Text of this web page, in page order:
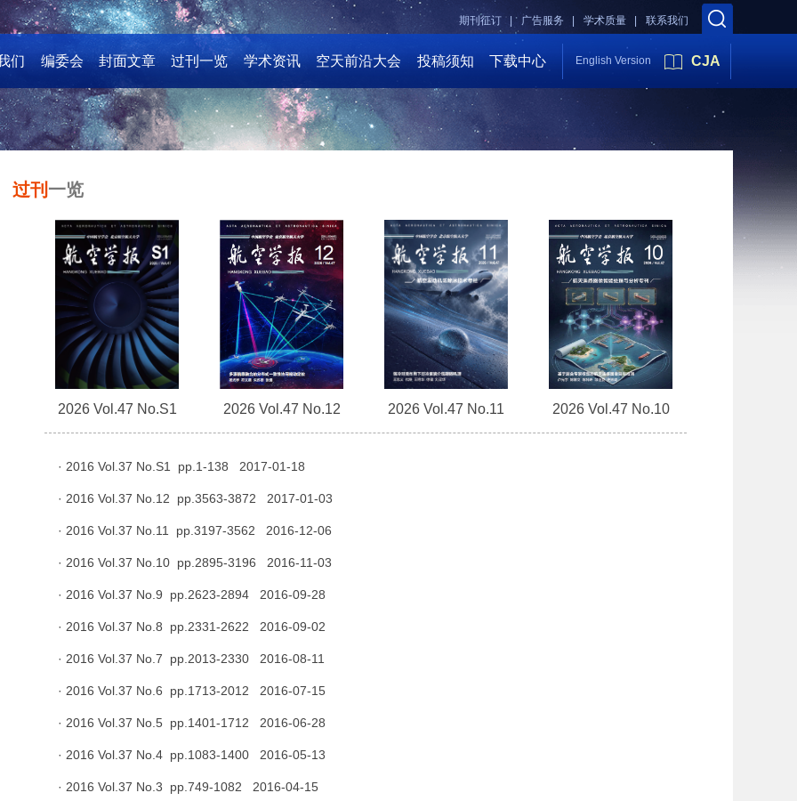
联系我们
学术质量 |
广告服务 |
期刊征订 |
们 编委会 封面文章 过刊一览 学术资讯 空天前沿大会 投稿须知 下载中心 English Version CJA
过刊 一览
2026 Vol.47 No.S1 2026 Vol.47 No.12 2026 Vol.47 No.11 2026 Vol.47 No.10
· 2016 Vol.37 No.S1 pp.1-138 2017-01-18
· 2016 Vol.37 No.12 pp.3563-3872 2017-01-03
· 2016 Vol.37 No.11 pp.3197-3562 2016-12-06
· 2016 Vol.37 No.10 pp.2895-3196 2016-11-03
· 2016 Vol.37 No.9 pp.2623-2894 2016-09-28
· 2016 Vol.37 No.8 pp.2331-2622 2016-09-02
· 2016 Vol.37 No.7 pp.2013-2330 2016-08-11
· 2016 Vol.37 No.6 pp.1713-2012 2016-07-15
· 2016 Vol.37 No.5 pp.1401-1712 2016-06-28
· 2016 Vol.37 No.4 pp.1083-1400 2016-05-13
· 2016 Vol.37 No.3 pp.749-1082 2016-04-15